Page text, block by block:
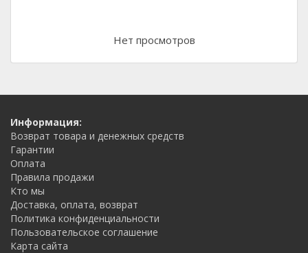
Нет просмотров
Информация:
Возврат товара и денежных средств
Гарантии
Оплата
Правила продажи
Кто мы
Доставка, оплата, возврат
Политика конфиденциальности
Пользовательское соглашение
Карта сайта